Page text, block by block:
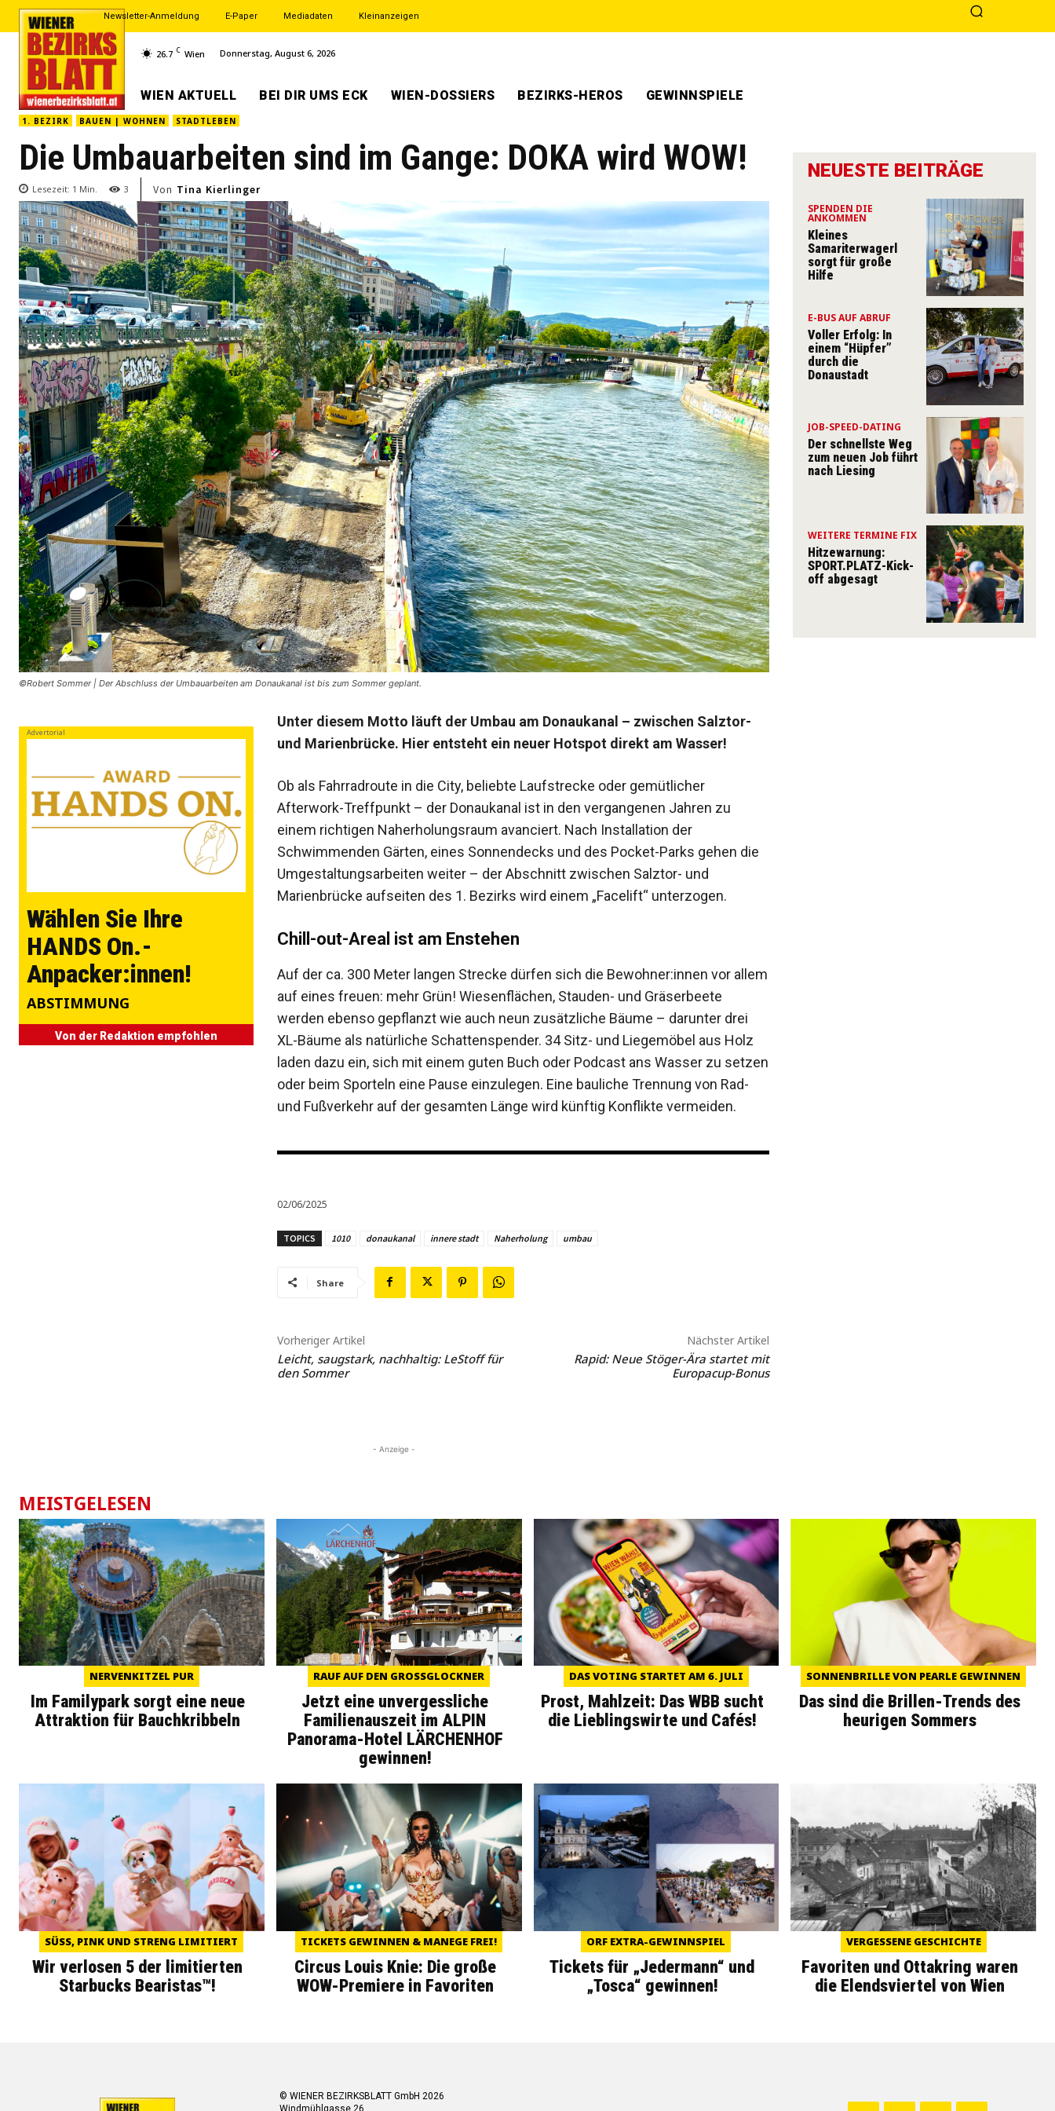
Newsletter-Anmeldung E-Paper Mediadaten Kleinanzeigen
26.7 C Wien Donnerstag, August 6, 2026
WIEN AKTUELL BEI DIR UMS ECK WIEN-DOSSIERS BEZIRKS-HEROS GEWINNSPIELE
1. BEZIRK BAUEN | WOHNEN STADTLEBEN
Die Umbauarbeiten sind im Gange: DOKA wird WOW!
Lesezeit: 1 Min. 3 Von Tina Kierlinger
©Robert Sommer | Der Abschluss der Umbauarbeiten am Donaukanal ist bis zum Sommer geplant.
Advertorial
Wählen Sie Ihre
HANDS On.-
Anpacker:innen!
ABSTIMMUNG
Von der Redaktion empfohlen
Unter diesem Motto läuft der Umbau am Donaukanal – zwischen Salztor-
und Marienbrücke. Hier entsteht ein neuer Hotspot direkt am Wasser!
Ob als Fahrradroute in die City, beliebte Laufstrecke oder gemütlicher
Afterwork-Treffpunkt – der Donaukanal ist in den vergangenen Jahren zu
einem richtigen Naherholungsraum avanciert. Nach Installation der
Schwimmenden Gärten, eines Sonnendecks und des Pocket-Parks gehen die
Umgestaltungsarbeiten weiter – der Abschnitt zwischen Salztor- und
Marienbrücke aufseiten des 1. Bezirks wird einem „Facelift“ unterzogen.
Chill-out-Areal ist am Enstehen
Auf der ca. 300 Meter langen Strecke dürfen sich die Bewoh­n­er:innen vor allem
auf eines freuen: mehr Grün! Wiesenflächen, Stauden- und Gräserbeete
werden ebenso gepflanzt wie auch neun zusätzliche Bäume – darunter drei
XL-Bäume als natürliche Schattenspender. 34 Sitz- und Liege­möbel aus Holz
laden dazu ein, sich mit einem guten Buch oder Podcast ans Wasser zu setzen
oder beim Sporteln eine Pause einzulegen. Eine bauliche Trennung von Rad-
und Fußverkehr auf der gesamten Länge wird künftig Konflikte vermeiden.
02/06/2025
TOPICS 1010 donaukanal innere stadt Naherholung umbau
Share
Vorheriger Artikel
Leicht, saugstark, nachhaltig: LeStoff für
den Sommer
Nächster Artikel
Rapid: Neue Stöger-Ära startet mit
Europacup-Bonus
- Anzeige -
NEUESTE BEITRÄGE
SPENDEN DIE
ANKOMMEN
Kleines
Samariterwagerl
sorgt für große
Hilfe
E-BUS AUF ABRUF
Voller Erfolg: In
einem “Hüpfer”
durch die
Donaustadt
JOB-SPEED-DATING
Der schnellste Weg
zum neuen Job führt
nach Liesing
WEITERE TERMINE FIX
Hitzewarnung:
SPORT.PLATZ-Kick-
off abgesagt
MEISTGELESEN
NERVENKITZEL PUR
Im Familypark sorgt eine neue
Attraktion für Bauchkribbeln
RAUF AUF DEN GROSSGLOCKNER
Jetzt eine unvergessliche
Familienauszeit im ALPIN
Panorama-Hotel LÄRCHENHOF
gewinnen!
DAS VOTING STARTET AM 6. JULI
Prost, Mahlzeit: Das WBB sucht
die Lieblingswirte und Cafés!
SONNENBRILLE VON PEARLE GEWINNEN
Das sind die Brillen-Trends des
heurigen Sommers
SÜSS, PINK UND STRENG LIMITIERT
Wir verlosen 5 der limitierten
Starbucks Bearistas™!
TICKETS GEWINNEN & MANEGE FREI!
Circus Louis Knie: Die große
WOW-Premiere in Favoriten
ORF EXTRA-GEWINNSPIEL
Tickets für „Jedermann“ und
„Tosca“ gewinnen!
VERGESSENE GESCHICHTE
Favoriten und Ottakring waren
die Elendsviertel von Wien
© WIENER BEZIRKSBLATT GmbH 2026
Windmühlgasse 26